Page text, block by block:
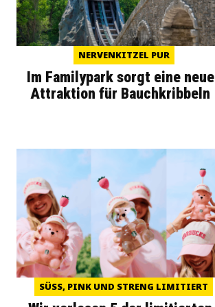
NERVENKITZEL PUR
Im Familypark sorgt eine neue
Attraktion für Bauchkribbeln
SÜSS, PINK UND STRENG LIMITIERT